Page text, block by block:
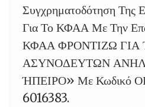
Συγχρηματοδότηση Της
Για Το ΚΦΑΑ Με Την
ΚΦΑΑ ΦΡΟΝΤΙΖΩ ΓΙΑ
ΑΣΥΝΟΔΕΥΤΩΝ
ΉΠΕΙΡΟ» Με Κωδικό
6016383.